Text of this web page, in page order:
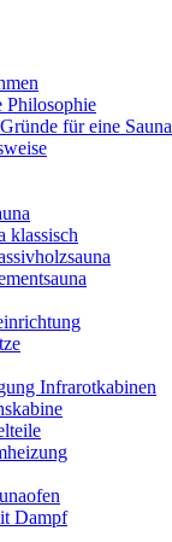
Philosophie
für eine Sauna
klassisch
Infrarotkabinen
Dampf